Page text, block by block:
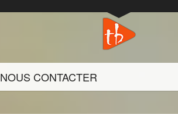
NOUS CONTACTER